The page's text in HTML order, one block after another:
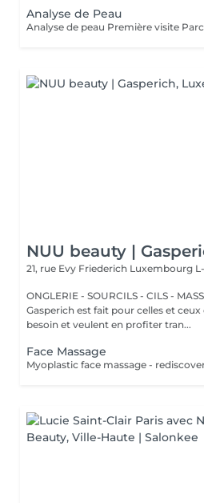
Analyse de Peau
NUU beauty |
21, rue Evy Friederich Luxembourg L-
ONGLERIE - SOURCILS - CILS -
Gasperich est fait pour celles et
besoin et veulent en profiter tran...
Face Massage